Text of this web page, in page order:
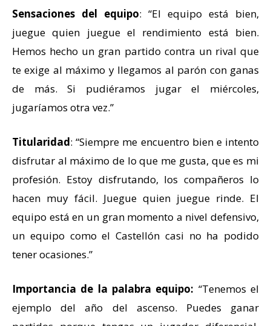
Sensaciones del equipo: “El equipo está bien,
juegue quien juegue el rendimiento está bien.
Hemos hecho un gran partido contra un rival que
te exige al máximo y llegamos al parón con ganas
de más. Si pudiéramos jugar el miércoles,
jugaríamos otra vez.”
Titularidad: “Siempre me encuentro bien e intento
disfrutar al máximo de lo que me gusta, que es mi
profesión. Estoy disfrutando, los compañeros lo
hacen muy fácil. Juegue quien juegue rinde. El
equipo está en un gran momento a nivel defensivo,
un equipo como el Castellón casi no ha podido
tener ocasiones.”
Importancia de la palabra equipo: “Tenemos el
ejemplo del año del ascenso. Puedes ganar